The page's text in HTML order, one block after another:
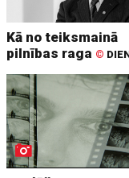
Kā no teiksmainā
pilnības raga ©